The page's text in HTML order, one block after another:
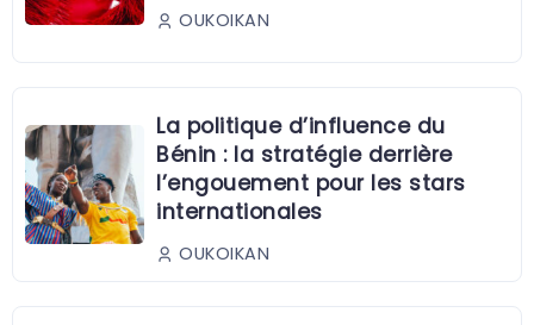
OUKOIKAN
La politique d’influence du
Bénin : la stratégie derrière
l’engouement pour les stars
internationales
OUKOIKAN